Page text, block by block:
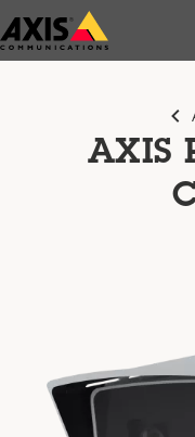
Passer
au
AXIS